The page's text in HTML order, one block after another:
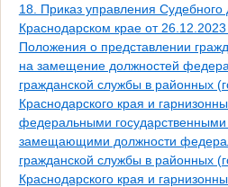
18. Приказ управления Судебного
Краснодарском крае от
Положения о представлении
на замещение должностей
гражданской службы в районных
Краснодарского края и
федеральными
замещающими должности
гражданской службы в районных
Краснодарского края и